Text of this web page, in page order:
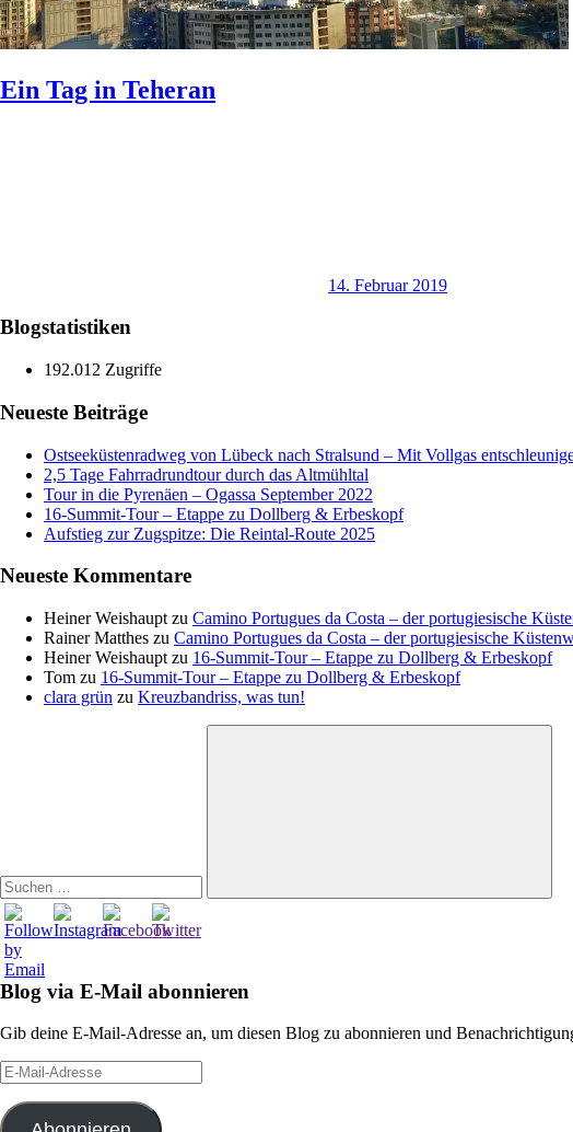
Ein Tag in Teheran
14. Februar 2019
Blogstatistiken
192.012 Zugriffe
Neueste Beiträge
Ostseeküstenradweg von Lübeck nach Stralsund – Mit Vollgas
2,5 Tage Fahrradrundtour durch das Altmühltal
Tour in die Pyrenäen – Ogassa September 2022
16‑Summit‑Tour – Etappe zu Dollberg & Erbeskopf
Aufstieg zur Zugspitze: Die Reintal-Route 2025
Neueste Kommentare
Heiner Weishaupt zu Camino Portugues da Costa – der portugiesische
Rainer Matthes zu Camino Portugues da Costa – der portugiesische
Heiner Weishaupt zu 16‑Summit‑Tour – Etappe zu Dollberg & Erbeskopf
Tom zu 16‑Summit‑Tour – Etappe zu Dollberg & Erbeskopf
clara grün zu Kreuzbandriss, was tun!
Suchen
Blog via E-Mail abonnieren
Gib deine E-Mail-Adresse an, um diesen Blog zu abonnieren und
E-
Mail-
Adresse